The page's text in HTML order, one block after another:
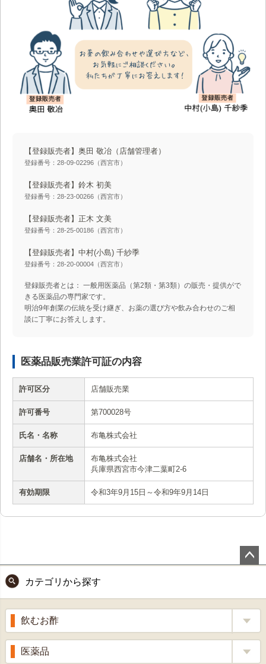
【登録販売者】奥田 敬冶 （店舗管理者）
登録番号：28-09-02296（西宮市）
【登録販売者】鈴木 初美
登録番号：28-23-00266（西宮市）
【登録販売者】正木 文美
登録番号：28-25-00186（西宮市）
【登録販売者】中村(小島) 千紗季
登録番号：28-20-00004（西宮市）
登録販売者とは： 一般用医薬品（第2類・第3類）の販売・提供がで
きる医薬品の専門家です。
明治9年創業の伝統を受け継ぎ、お薬の選び方や飲み合わせのご相
談に丁寧にお答えします。
医薬品販売業許可証の内容
許可区分 店舗販売業
許可番号 第700028号
氏名・名称 布亀株式会社
店舗名・所在地
布亀株式会社
兵庫県西宮市今津二葉町2-6
有効期限 令和3年9月15日～令和9年9月14日
ップ
へ
カテゴリから探す
飲むお酢
補酵素のちから
医薬品